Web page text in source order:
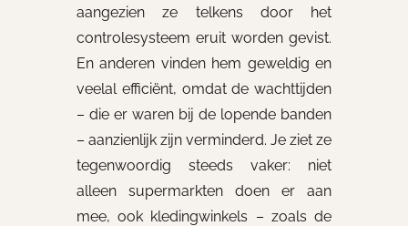
aangezien ze telkens door het
controlesysteem eruit worden gevist.
En anderen vinden hem geweldig en
veelal efficiënt, omdat de wachttijden
– die er waren bij de lopende banden
– aanzienlijk zijn verminderd. Je ziet ze
tegenwoordig steeds vaker: niet
alleen supermarkten doen er aan
mee, ook kledingwinkels – zoals de